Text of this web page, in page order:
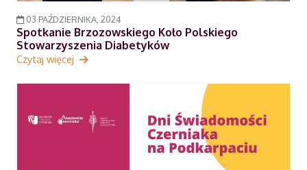
03 PAŹDZIERNIKA, 2024
Spotkanie Brzozowskiego Koło Polskiego
Stowarzyszenia Diabetyków
Czytaj więcej